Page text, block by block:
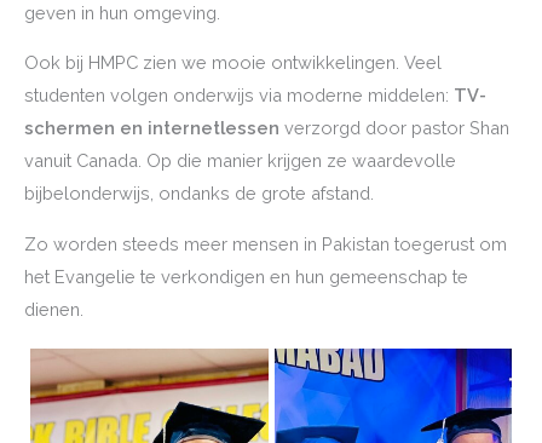
geven in hun omgeving.
Ook bij HMPC zien we mooie ontwikkelingen. Veel
studenten volgen onderwijs via moderne middelen: TV-
schermen en internetlessen verzorgd door pastor Shan
vanuit Canada. Op die manier krijgen ze waardevolle
bijbelonderwijs, ondanks de grote afstand.
Zo worden steeds meer mensen in Pakistan toegerust om
het Evangelie te verkondigen en hun gemeenschap te
dienen.